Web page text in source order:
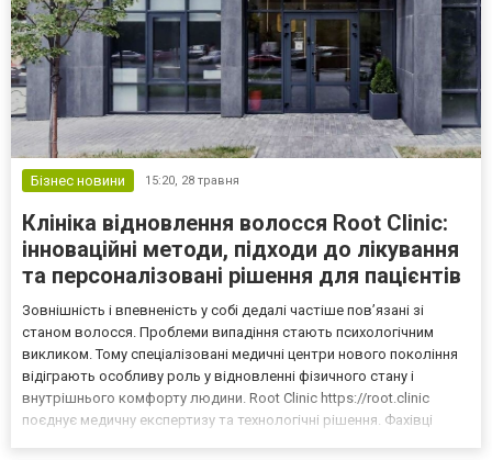
Бізнес новини 15:20, 28 травня
Клініка відновлення волосся Root Clinic:
інноваційні методи, підходи до лікування
та персоналізовані рішення для пацієнтів
Зовнішність і впевненість у собі дедалі частіше пов’язані зі
станом волосся. Проблеми випадіння стають психологічним
викликом. Тому спеціалізовані медичні центри нового покоління
відіграють особливу роль у відновленні фізичного стану і
внутрішнього комфорту людини. Root Clinic https://root.clinic
поєднує медичну експертизу та технологічні рішення. Фахівці